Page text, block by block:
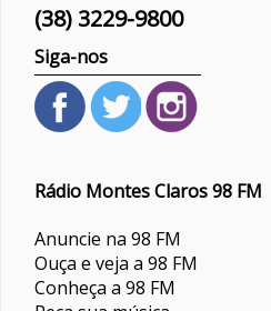
(38) 3229-9800
Siga-nos
Rádio Montes Claros 98 FM
Anuncie na 98 FM
Ouça e veja a 98 FM
Conheça a 98 FM